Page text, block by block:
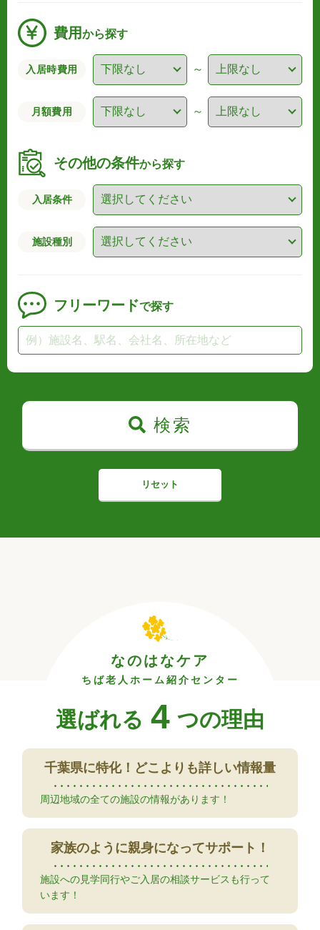
費用から探す
入居時費用 ～
月額費用 ～
その他の条件から探す
入居条件
施設種別
フリーワードで探す
検索
リセット
なのはなケア
ちば老人ホーム紹介センター
選ばれる 4 つの理由
千葉県に特化！ どこよりも詳しい情報量
周辺地域の全ての施設の情報があります！
家族のように親身になってサポート！
施設への見学同行やご入居の相談サービスも行って
います！